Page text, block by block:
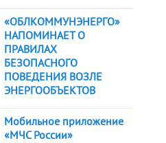
«ОБЛКОММУНЭНЕРГО»
НАПОМИНАЕТ О
ПРАВИЛАХ
БЕЗОПАСНОГО
ПОВЕДЕНИЯ ВОЗЛЕ
ЭНЕРГООБЪЕКТОВ
Мобильное приложение
«МЧС России»